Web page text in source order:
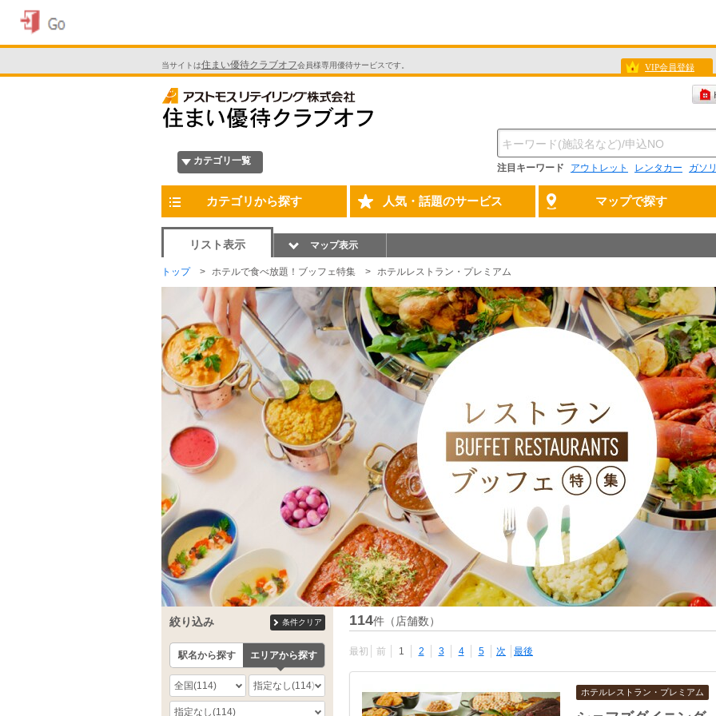
当サイトは住まい優待クラブオフ会員様専用優待サービスです。 VIP会員登録
カテゴリ一覧
注目キーワード アウトレット レンタカー ガソ
カテゴリから探す 人気・話題のサービス マップで探す
リスト表示 マップ表示
トップ ホテルで食べ放題！ブッフェ特集 ホテルレストラン・プレミアム
114件（店舗数）
最初 前 1 2 3 4 5 次 最後
ホテルレストラン・プレミアム
絞り込み 条件クリア
駅名から探す エリアから探す
全国(114) 指定なし(114)
指定なし(114)